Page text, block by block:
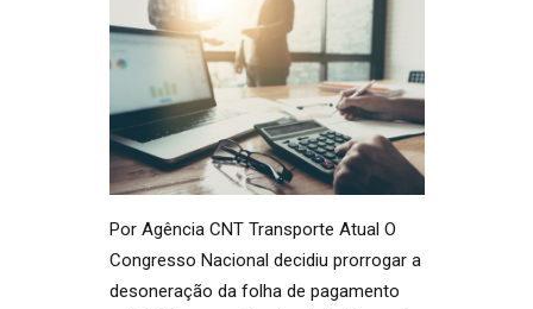
Por Agência CNT Transporte Atual O
Congresso Nacional decidiu prorrogar a
desoneração da folha de pagamento